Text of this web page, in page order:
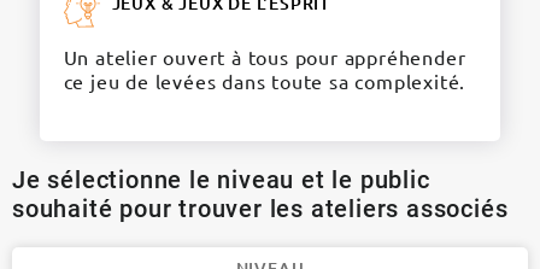
Un atelier ouvert à tous pour appréhender
ce jeu de levées dans toute sa complexité.
Je sélectionne le niveau et le public
souhaité pour trouver les ateliers associés